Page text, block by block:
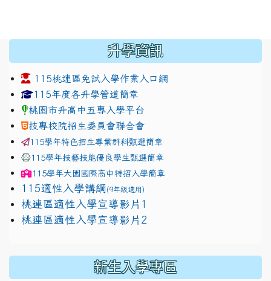
升學資訊
115桃連區免試入學作業入口網
link to https://www.jhjhs.tyc.edu.tw/modules/
115年度各升學管道簡章
桃園市升高中五專入學平台
技專校院招生委員會聯合會
115學年特色招生專業群科甄選簡章
115學年技藝技能優良學生甄選簡章
115學年大園國際高中特招入學簡章
115適性入學講綱 (9年級適用)
link to https://docs.google.com/presentation/d/
桃連區適性入學宣導影片1
link to https://docs.google.com/presentation/d/
桃連區適性入學宣導影片2
新生入學專區